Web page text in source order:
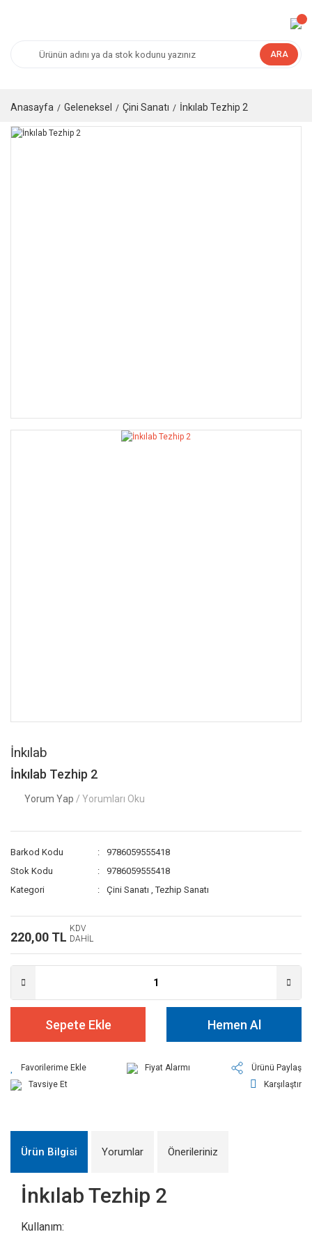
ARA
Anasayfa Geleneksel Çini Sanatı İnkılab Tezhip 2
İnkılab
İnkılab Tezhip 2
Yorum Yap / Yorumları Oku
Barkod Kodu
9786059555418
Stok Kodu
9786059555418
Kategori
Çini Sanatı ,Tezhip Sanatı
220,00 TL
KDV
DAHİL
Sepete Ekle Hemen Al
Fiyat Alarmı
Ürünü Paylaş
Tavsiye Et
Karşılaştır
Ürün Bilgisi Yorumlar Önerileriniz
İnkılab Tezhip 2
Kullanım: